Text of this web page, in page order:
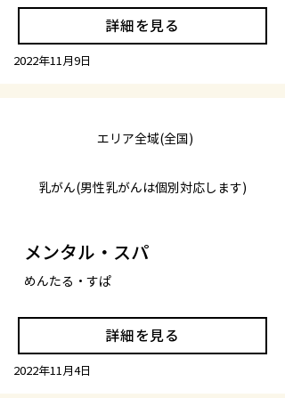
詳細を見る
2022年11月9日
エリア全域(全国)
乳がん(男性乳がんは個別対応します)
メンタル・スパ
めんたる・すぱ
詳細を見る
2022年11月4日